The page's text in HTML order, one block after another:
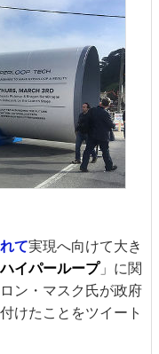
て実現へ向けて大き
ハイパーループ」に関
ン・マスク氏が政府
けたことをツイート